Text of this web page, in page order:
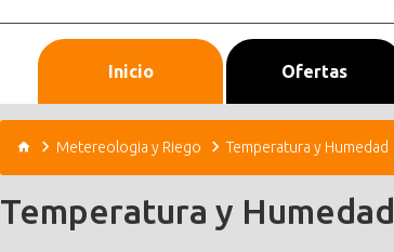
Inicio Ofertas
Metereologia y Riego Temperatura y Humedad
Temperatura y Humedad